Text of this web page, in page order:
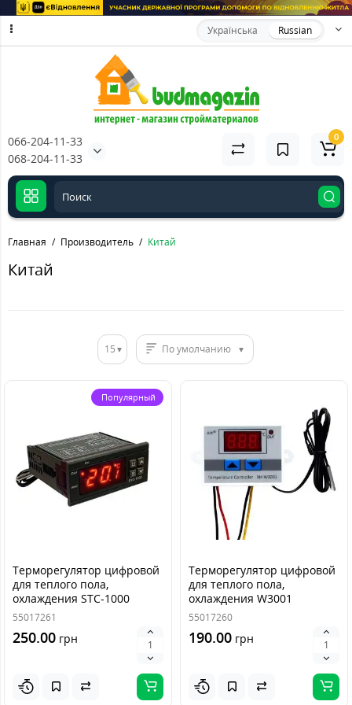
Українська Russian
066-204-11-33
068-204-11-33
0
Главная Производитель Китай
Китай
15 По умолчанию
Популярный
Терморегулятор цифровой
для теплого пола,
охлаждения STC-1000
55017261
250.00 грн
Терморегулятор цифровой
для теплого пола,
охлаждения W3001
55017260
190.00 грн